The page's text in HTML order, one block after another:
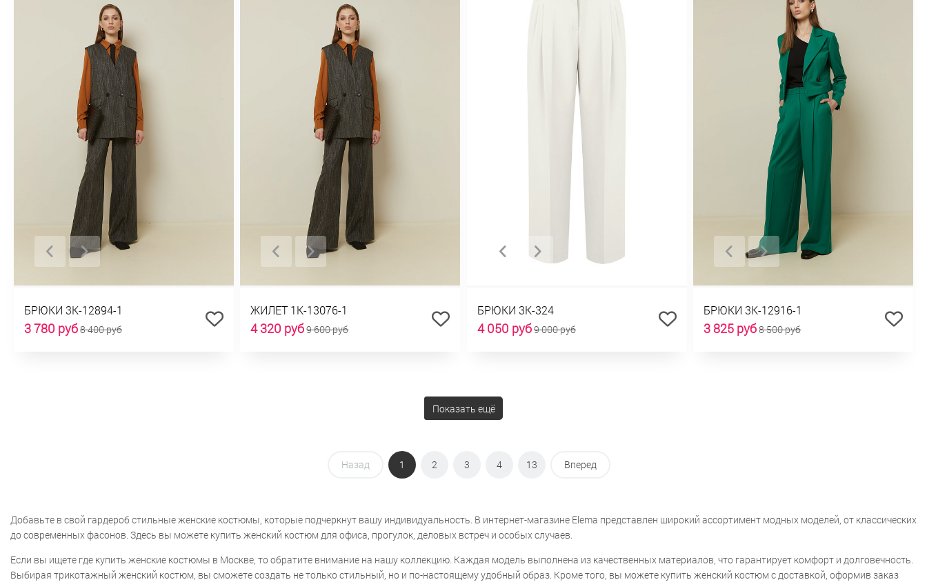
БРЮКИ 3К-12894-1
3 780 руб8 400 руб
ЖИЛЕТ 1К-13076-1
4 320 руб9 600 руб
БРЮКИ 3К-324
4 050 руб9 000 руб
БРЮКИ 3К-12916-1
3 825 руб8 500 руб
Показать ещё
Назад 1 2 3 4 13 Вперед
Добавьте в свой гардероб стильные женские костюмы, которые подчеркнут вашу индивидуальность. В интернет-магазине Elema представлен широкий ассортимент модных моделей, от классических
до современных фасонов. Здесь вы можете купить женский костюм для офиса, прогулок, деловых встреч и особых случаев.
Если вы ищете где купить женские костюмы в Москве, то обратите внимание на нашу коллекцию. Каждая модель выполнена из качественных материалов, что гарантирует комфорт и долговечность.
Выбирая трикотажный женский костюм, вы сможете создать не только стильный, но и по-настоящему удобный образ. Кроме того, вы можете купить женский костюм с доставкой, оформив заказ